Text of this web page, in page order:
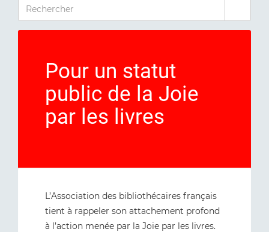
RECHERCHER
Pour un statut
public de la Joie
par les livres
L’Association des bibliothécaires français
tient à rappeler son attachement profond
à l’action menée par la Joie par les livres.